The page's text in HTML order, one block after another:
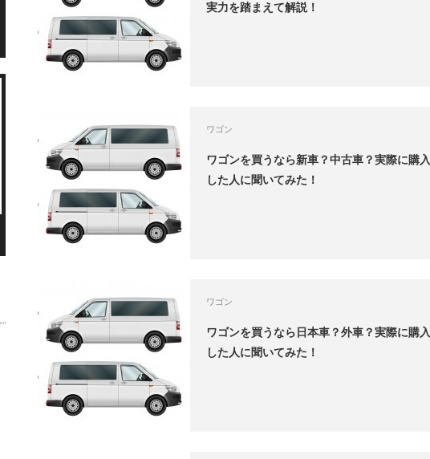
実力を踏まえて解説！
ワゴン
ワゴンを買うなら新車？中古車？実際に購入
した人に聞いてみた！
ワゴン
ワゴンを買うなら日本車？外車？実際に購入
した人に聞いてみた！